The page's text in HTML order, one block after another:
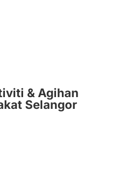
& Agihan
Selangor